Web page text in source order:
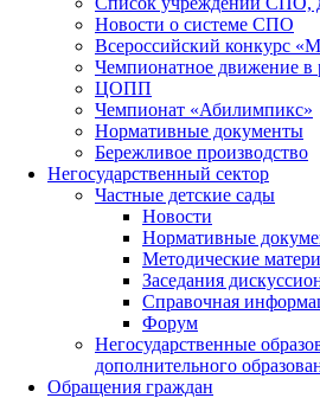
Новости о системе СПО
Всероссийский конкурс
Чемпионатное движение в
ЦОПП
Чемпионат «Абилимпикс»
Нормативные документы
Бережливое производство
Негосударственный сектор
Частные детские сады
Новости
Нормативные
Методические
Заседания
Справочная
Форум
Негосударственные
дополнительного
Обращения граждан